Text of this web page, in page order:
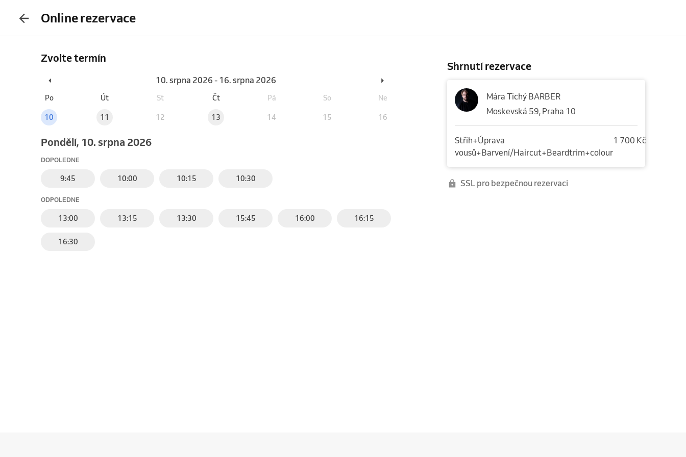
Online rezervace
Zvolte termín
10. srpna 2026 - 16. srpna 2026
Po Út St Čt Pá So Ne
10 11 12 13 14 15 16
pondělí, 10. srpna 2026
DOPOLEDNE
9:45 10:00 10:15 10:30
ODPOLEDNE
13:00 13:15 13:30 15:45 16:00 16:15
16:30
Shrnutí rezervace
Mára Tichý BARBER
Moskevská 59, Praha 10
Střih+Úprava
vousů+Barvení/Haircut+Beardtrim+colour
1 700 Kč
SSL pro bezpečnou rezervaci